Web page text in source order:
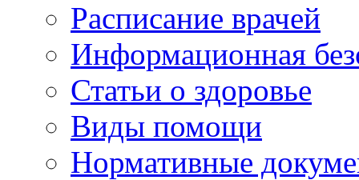
Расписание врачей
Информационная
Статьи о здоровье
Виды помощи
Нормативные